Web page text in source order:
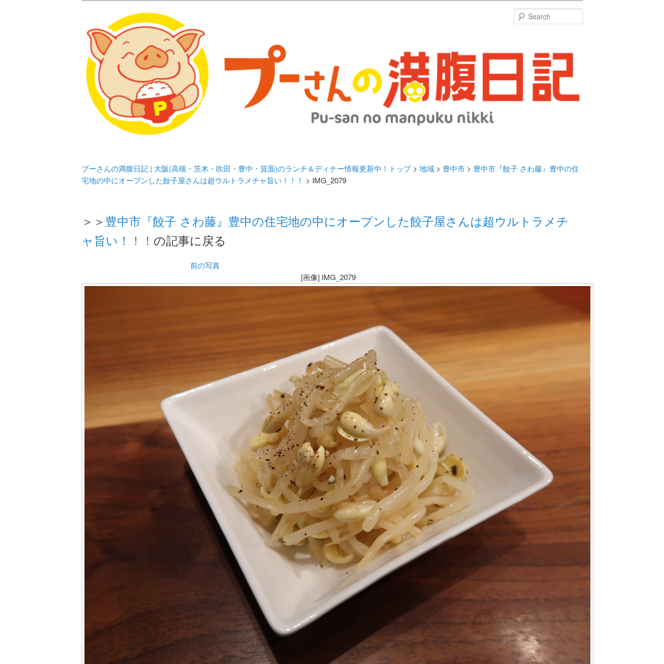
プーさんの満腹日記 | 大阪(高槻・茨木・吹田・
豊中・箕面)のランチ＆ディナー情報更新中！
化してます。
プーさんの満腹日記 | 大阪(高槻・茨木・吹田・豊中・箕面)のランチ＆ディナー情報更新中！トップ> 地域> 豊中市> 豊中市『餃子 さわ藤』豊中の住
宅地の中にオープンした餃子屋さんは超ウルトラメチャ旨い！！！ > IMG_2079
＞＞ 豊中市『餃子 さわ藤』豊中の住宅地の中にオープンした餃子屋さんは超ウルトラメチ
ャ旨い！！！ の記事に戻る
前の写真
[画像] IMG_2079